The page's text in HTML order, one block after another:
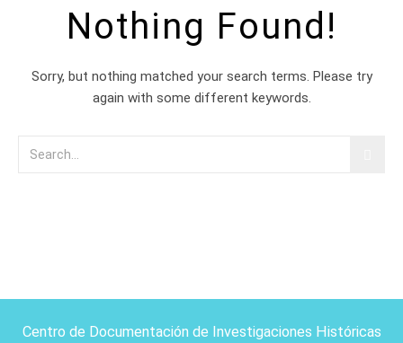
Nothing Found!
Sorry, but nothing matched your search terms. Please try
again with some different keywords.
Centro de Documentación de Investigaciones Históricas